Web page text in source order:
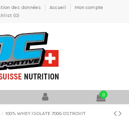
des données Accueil
Mon compte
(0)
0
100% WHEY ISOLATE 700G OSTROVIT